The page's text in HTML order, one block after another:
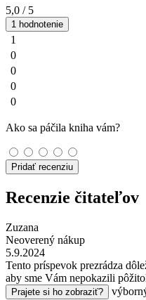
5,0 / 5
1 hodnotenie
1
0
0
0
0
Ako sa páčila kniha vám?
Pridať recenziu
Recenzie čitateľov
Zuzana
Neoverený nákup
5.9.2024
Tento príspevok prezrádza
aby sme Vám nepokazili
Prajete si ho zobraziť?